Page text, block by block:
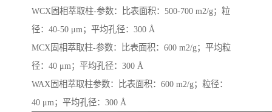
WCX固相萃取柱-参数：比表面积：500-700 m2/g；粒
径：40-50 μm；平均孔径：300 Å
MCX固相萃取柱-参数：比表面积：600 m2/g；平均粒
径：40 μm；平均孔径：300 Å
WAX固相萃取柱参数：比表面积：600 m2/g；粒径：
40 μm；平均孔径：300 Å